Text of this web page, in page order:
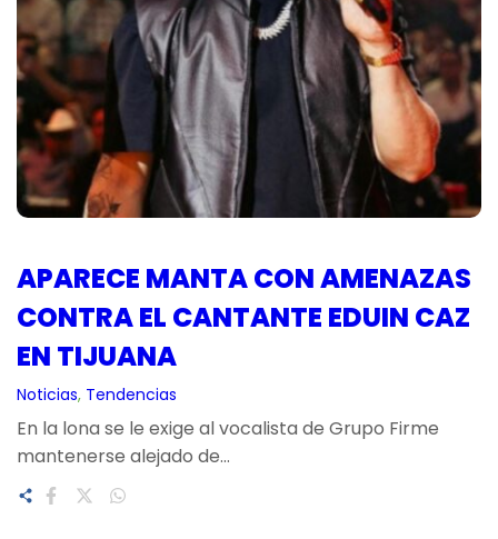
APARECE MANTA CON AMENAZAS
CONTRA EL CANTANTE EDUIN CAZ
EN TIJUANA
Noticias, Tendencias
En la lona se le exige al vocalista de Grupo Firme
mantenerse alejado de…